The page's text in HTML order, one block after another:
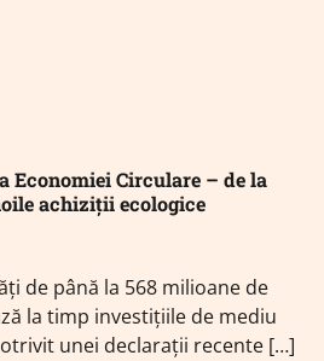
Economiei Circulare – de la
achiziții ecologice
de până la 568 milioane de
la timp investițiile de mediu
unei declarații recente […]